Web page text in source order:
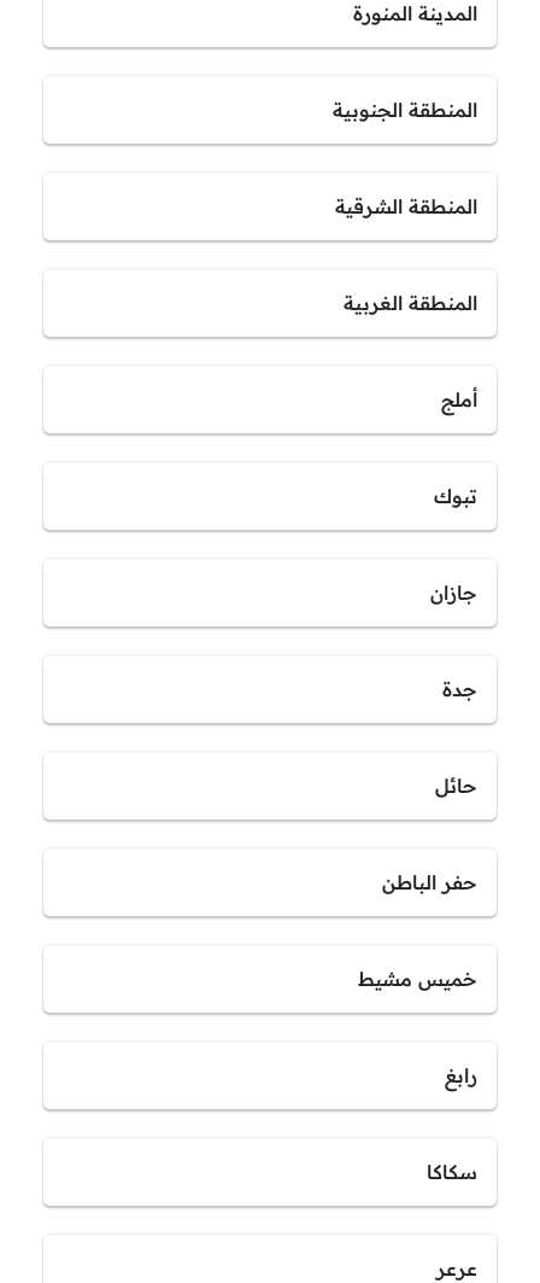
المدينة المنورة
المنطقة الجنوبية
المنطقة الشرقية
المنطقة الغربية
أملج
تبوك
جازان
جدة
حائل
حفر الباطن
خميس مشيط
رابغ
سكاكا
عرعر